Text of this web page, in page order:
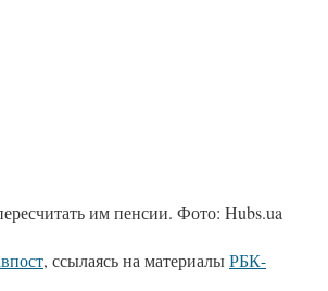
им пенсии. Фото: Hubs.ua
, ссылаясь на материалыРБК-